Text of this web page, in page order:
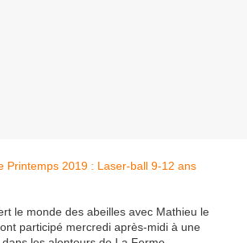
le monde des abeilles avec Mathieu le
participé mercredi après-midi à une